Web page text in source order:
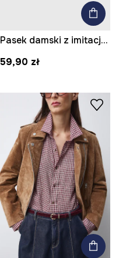
Pasek damski z imitacji skóry kolor brązowy
59,90 zł